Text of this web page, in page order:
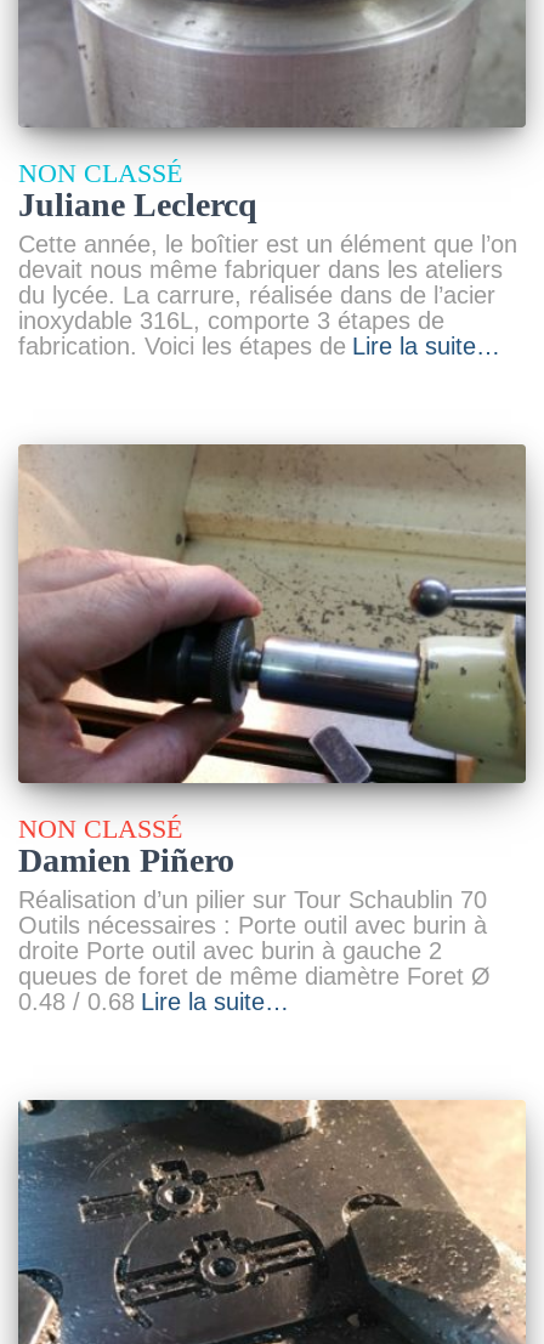
NON CLASSÉ
Juliane Leclercq
Cette année, le boîtier est un élément que l’on
devait nous même fabriquer dans les ateliers
du lycée. La carrure, réalisée dans de l’acier
inoxydable 316L, comporte 3 étapes de
fabrication. Voici les étapes de Lire la suite…
NON CLASSÉ
Damien Piñero
Réalisation d’un pilier sur Tour Schaublin 70
Outils nécessaires : Porte outil avec burin à
droite Porte outil avec burin à gauche 2
queues de foret de même diamètre Foret Ø
0.48 / 0.68 Lire la suite…